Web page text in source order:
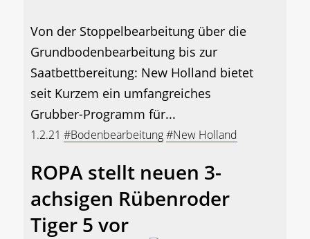
Von der Stoppelbearbeitung über die
Grundbodenbearbeitung bis zur
Saatbettbereitung: New Holland bietet
seit Kurzem ein umfangreiches
Grubber-Programm für...
1.2.21 #Bodenbearbeitung#New Holland
ROPA stellt neuen 3-
achsigen Rübenroder
Tiger 5 vor